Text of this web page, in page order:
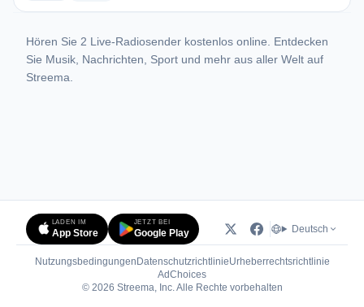
Hören Sie 2 Live-Radiosender kostenlos online. Entdecken
Sie Musik, Nachrichten, Sport und mehr aus aller Welt auf
Streema.
LADEN IM
App Store
JETZT BEI
Google Play Deutsch
Nutzungsbedingungen DatenschutzrichtlinieUrheberrechtsrichtlinie
AdChoices(öffnet in neuem Tab)
© 2026 Streema, Inc. Alle Rechte vorbehalten